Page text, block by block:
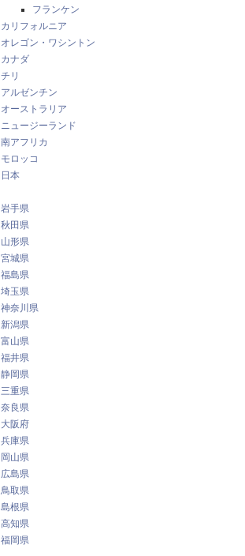
フランケン
カリフォルニア
オレゴン・ワシントン
カナダ
チリ
アルゼンチン
オーストラリア
ニュージーランド
南アフリカ
モロッコ
日本
岩手県
秋田県
山形県
宮城県
福島県
埼玉県
神奈川県
新潟県
富山県
福井県
静岡県
三重県
奈良県
大阪府
兵庫県
岡山県
広島県
鳥取県
島根県
高知県
福岡県